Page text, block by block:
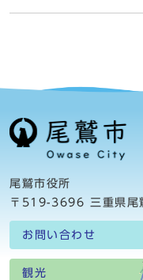
尾鷲市役所
〒519-3696 三重県尾
お問い合わせ
観光